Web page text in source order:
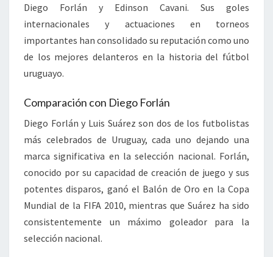
Diego Forlán y Edinson Cavani. Sus goles
internacionales y actuaciones en torneos
importantes han consolidado su reputación como uno
de los mejores delanteros en la historia del fútbol
uruguayo.
Comparación con Diego Forlán
Diego Forlán y Luis Suárez son dos de los futbolistas
más celebrados de Uruguay, cada uno dejando una
marca significativa en la selección nacional. Forlán,
conocido por su capacidad de creación de juego y sus
potentes disparos, ganó el Balón de Oro en la Copa
Mundial de la FIFA 2010, mientras que Suárez ha sido
consistentemente un máximo goleador para la
selección nacional.